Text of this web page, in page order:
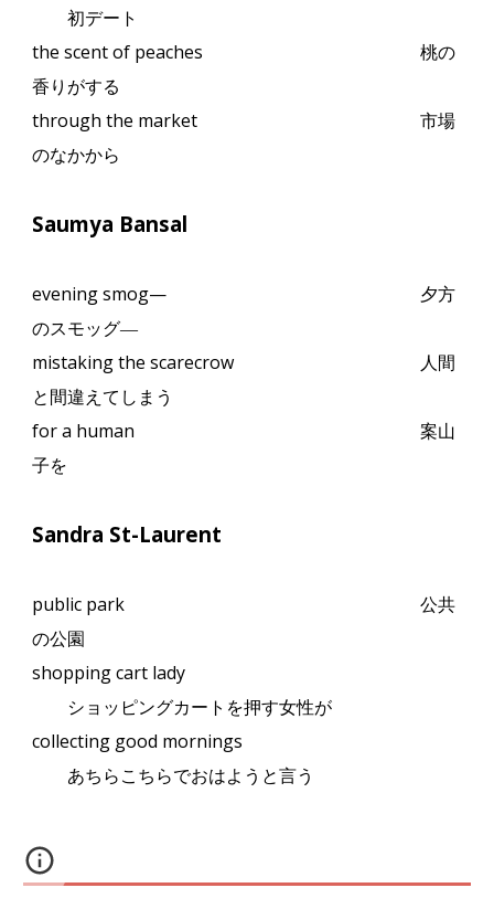
初デート
the scent of peaches
桃の
香りがする
through the market
市場
のなかから
Saumya Bansal
evening smog—
夕方
のスモッグ―
mistaking the scarecrow
人間
と間違えてしまう
for a human
案山
子を
Sandra St-Laurent
public park
公共
の公園
shopping cart lady
ショッピングカートを押す女性が
collecting good mornings
あちらこちらでおはようと言う